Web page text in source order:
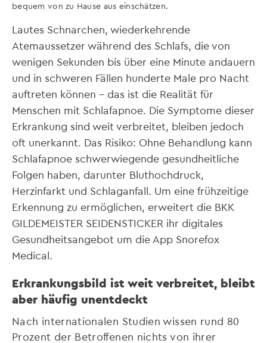
bequem von zu Hause aus einschätzen.
Lautes Schnarchen, wiederkehrende
Atemaussetzer während des Schlafs, die von
wenigen Sekunden bis über eine Minute andauern
und in schweren Fällen hunderte Male pro Nacht
auftreten können – das ist die Realität für
Menschen mit Schlafapnoe. Die Symptome dieser
Erkrankung sind weit verbreitet, bleiben jedoch
oft unerkannt. Das Risiko: Ohne Behandlung kann
Schlafapnoe schwerwiegende gesundheitliche
Folgen haben, darunter Bluthochdruck,
Herzinfarkt und Schlaganfall. Um eine frühzeitige
Erkennung zu ermöglichen, erweitert die BKK
GILDEMEISTER SEIDENSTICKER ihr digitales
Gesundheitsangebot um die App Snorefox
Medical.
Erkrankungsbild ist weit verbreitet, bleibt
aber häufig unentdeckt
Nach internationalen Studien wissen rund 80
Prozent der Betroffenen nichts von ihrer